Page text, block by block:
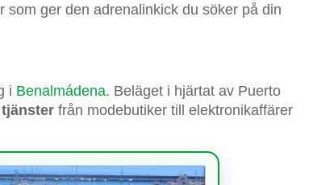
som ger den adrenalinkick du söker på din
i Benalmádena. Beläget i hjärtat av Puerto
från modebutiker till elektronikaffärer